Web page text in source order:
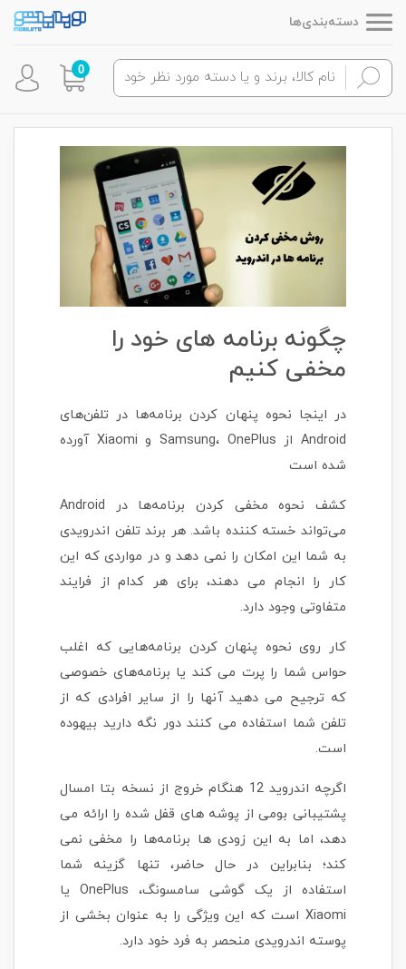
دسته‌بندی‌ها
0
چگونه برنامه های خود را
مخفی کنیم
در اینجا نحوه پنهان کردن برنامه‌ها در تلفن‌های
Android از Samsung، OnePlus و Xiaomi آورده
شده است
کشف نحوه مخفی کردن برنامه‌ها در Android
می‌تواند خسته کننده باشد. هر برند تلفن اندرویدی
به شما این امکان را نمی دهد و در مواردی که این
کار را انجام می دهند، برای هر کدام از فرایند
متفاوتی وجود دارد.
کار روی نحوه پنهان کردن برنامه‌هایی که اغلب
حواس شما را پرت می کند یا برنامه‌های خصوصی
که ترجیح می دهید آنها را از سایر افرادی که از
تلفن شما استفاده می کنند دور نگه دارید بیهوده
است.
اگرچه اندروید 12 هنگام خروج از نسخه بتا امسال
پشتیبانی بومی از پوشه های قفل شده را ارائه می
دهد، اما به این زودی ها برنامه‌ها را مخفی نمی
کند؛ بنابراین در حال حاضر، تنها گزینه شما
استفاده از یک گوشی سامسونگ، OnePlus یا
Xiaomi است که این ویژگی را به عنوان بخشی از
پوسته اندرویدی منحصر به فرد خود دارد.